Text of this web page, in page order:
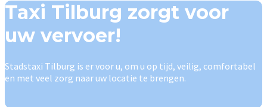
Taxi Tilburg zorgt voor
uw vervoer!
Stadstaxi Tilburg is er voor u, om u op tijd, veilig, comfortabel
en met veel zorg naar uw locatie te brengen.